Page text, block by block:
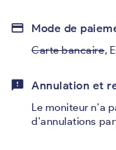
credit_card Mode de
Carte bancaire,
feedback Annulation et
Le moniteur n'a
d'annulations